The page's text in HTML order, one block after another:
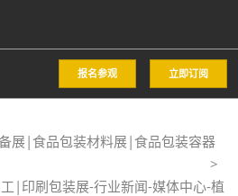
报名参观 立即订阅
展|食品包装材料展|食品包装容器
|印刷包装展-行业新闻-媒体中心-植